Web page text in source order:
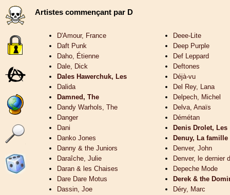
Artistes commençant par D
D'Amour, France
Daft Punk
Daho, Étienne
Dale, Dick
Dales Hawerchuk, Les
Dalida
Damned, The
Dandy Warhols, The
Danger
Dani
Danko Jones
Danny & the Juniors
Daraîche, Julie
Daran & les Chaises
Dare Dare Motus
Dassin, Joe
Deee-Lite
Deep Purple
Def Leppard
Deftones
Déjà-vu
Del Rey, Lana
Delpech, Michel
Delva, Anaïs
Démétan
Denis Drolet, Les
Denuy, La famille
Denver, John
Denver, le dernier
Depeche Mode
Derek & the
Déry, Marc